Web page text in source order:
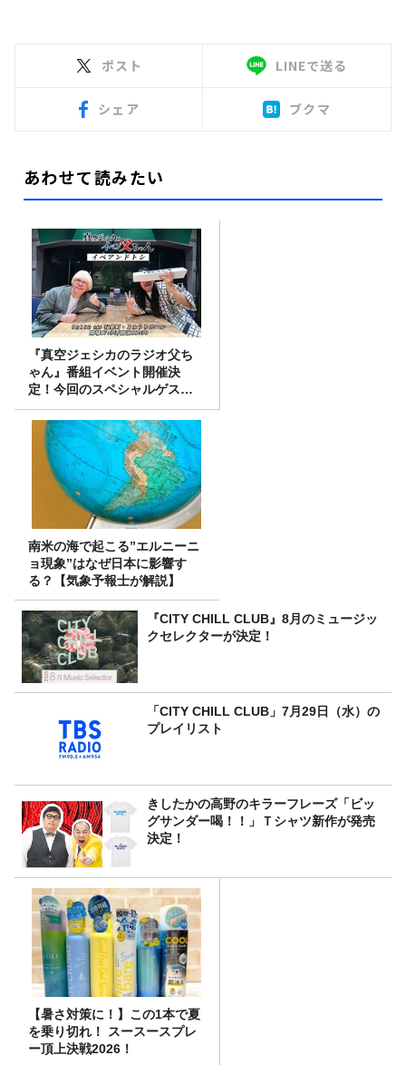
ポスト LINEで送る
シェア ブクマ
あわせて読みたい
『真空ジェシカのラジオ父ち
ゃん』番組イベント開催決
定！今回のスペシャルゲスト
は、タカアンドトシ！
南米の海で起こる”エルニーニ
ョ現象”はなぜ日本に影響す
る？【気象予報士が解説】
『CITY CHILL CLUB』8月のミュージッ
クセレクターが決定！
「CITY CHILL CLUB」7月29日（水）の
プレイリスト
きしたかの高野のキラーフレーズ「ビッ
グサンダー喝！！」Ｔシャツ新作が発売
決定！
【暑さ対策に！】この1本で夏
を乗り切れ！ スースースプレ
ー頂上決戦2026！